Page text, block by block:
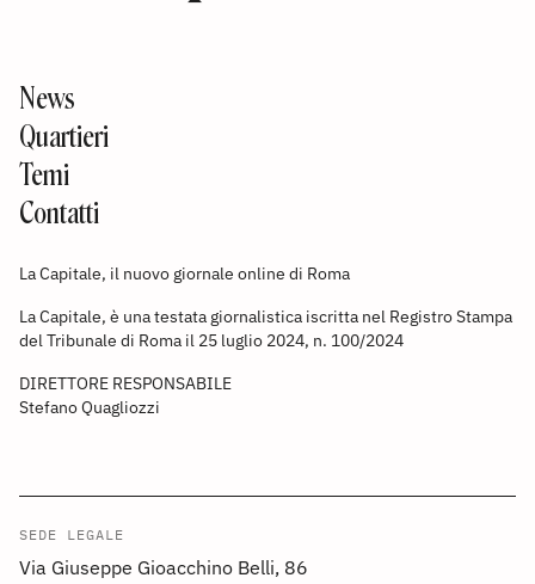
News
Quartieri
Temi
Contatti
La Capitale, il nuovo giornale online di Roma
La Capitale, è una testata giornalistica iscritta nel Registro Stampa
del Tribunale di Roma il 25 luglio 2024, n. 100/2024
DIRETTORE RESPONSABILE
Stefano Quagliozzi
SEDE LEGALE
Via Giuseppe Gioacchino Belli, 86